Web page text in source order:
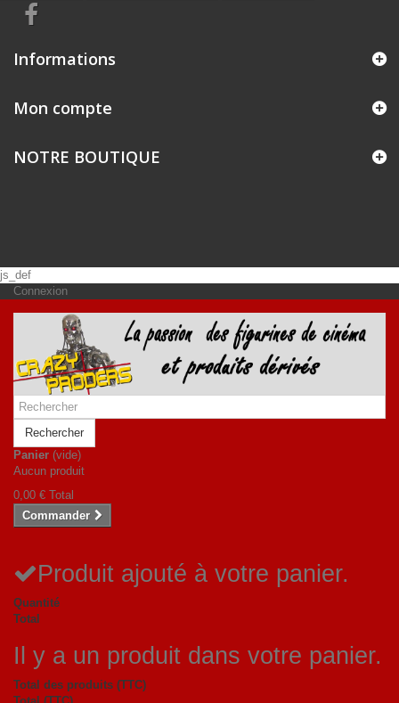
Informations
Mon compte
NOTRE BOUTIQUE
js_def
Connexion
Rechercher
Panier (vide)
Aucun produit
0,00 € Total
Commander
Produit ajouté à votre panier.
Quantité
Total
Il y a un produit dans votre panier.
Total des produits (TTC)